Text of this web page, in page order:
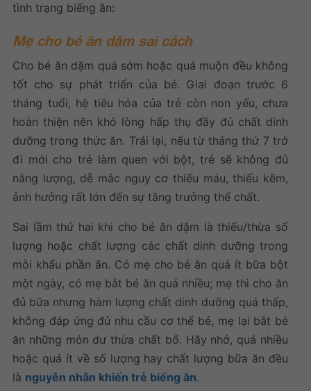
tình trạng biếng ăn:
Mẹ cho bé ăn dặm sai cách
Cho bé ăn dặm quá sớm hoặc quá muộn đều không
tốt cho sự phát triển của bé. Giai đoạn trước 6
tháng tuổi, hệ tiêu hóa của trẻ còn non yếu, chưa
hoàn thiện nên khó lòng hấp thụ đầy đủ chất dinh
dưỡng trong thức ăn. Trái lại, nếu từ tháng thứ 7 trở
đi mới cho trẻ làm quen với bột, trẻ sẽ không đủ
năng lượng, dễ mắc nguy cơ thiếu máu, thiếu kẽm,
ảnh hưởng rất lớn đến sự tăng trưởng thể chất.
Sai lầm thứ hai khi cho bé ăn dặm là thiếu/thừa số
lượng hoặc chất lượng các chất dinh dưỡng trong
mỗi khẩu phần ăn. Có mẹ cho bé ăn quá ít bữa bột
một ngày, có mẹ bắt bé ăn quá nhiều; mẹ thì cho ăn
đủ bữa nhưng hàm lượng chất dinh dưỡng quá thấp,
không đáp ứng đủ nhu cầu cơ thể bé, mẹ lại bắt bé
ăn những món dư thừa chất bổ. Hãy nhớ, quá nhiều
hoặc quá ít về số lượng hay chất lượng bữa ăn đều
là nguyên nhân khiến trẻ biếng ăn.